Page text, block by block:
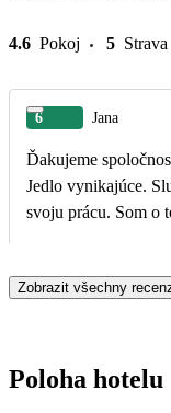
4.6 Pokoj 5 Strava
6 Jana
Ďakujeme
Jedlo vynikajúce.
svoju prácu. Som o
Zobrazit všechny
Poloha hotelu